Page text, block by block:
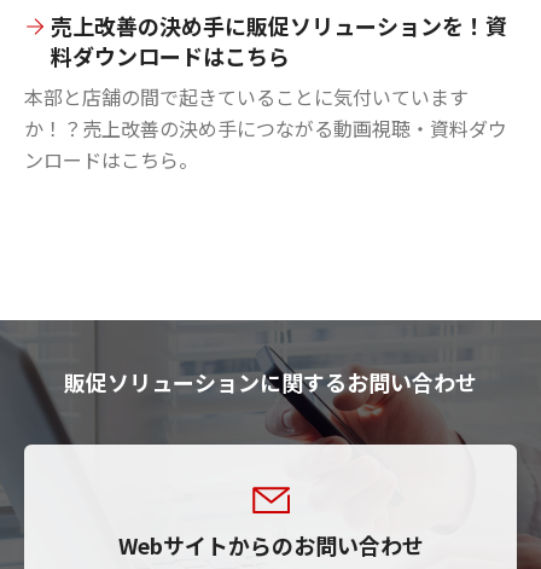
売上改善の決め手に販促ソリューションを！資
料ダウンロードはこちら
本部と店舗の間で起きていることに気付いています
か！？売上改善の決め手につながる動画視聴・資料ダウ
ンロードはこちら。
販促ソリューションに関するお問い合わせ
Webサイトからのお問い合わせ